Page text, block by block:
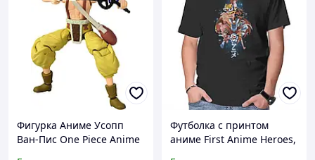
Фигурка Аниме Усопп
Ван-Пис One Piece Anime
Футболка с принтом
аниме First Anime Heroes,